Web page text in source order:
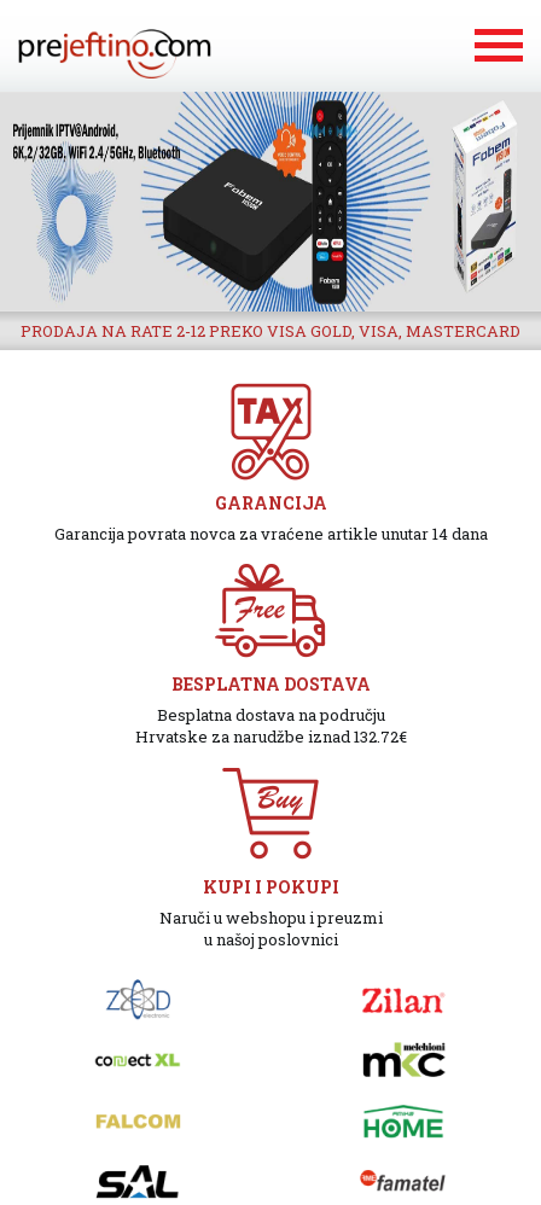
PRODAJA NA RATE 2-12 PREKO VISA GOLD, VISA, MASTERCARD
GARANCIJA
Garancija povrata novca za vraćene artikle unutar 14 dana
BESPLATNA DOSTAVA
Besplatna dostava na području
Hrvatske za narudžbe iznad 132.72€
KUPI I POKUPI
Naruči u webshopu i preuzmi
u našoj poslovnici